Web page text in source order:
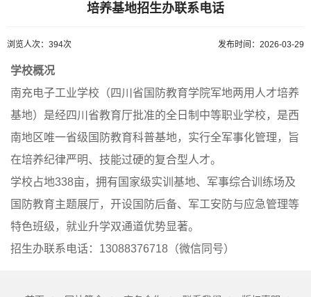
培养基地招生办联系电话
浏览人次：394次 发布时间：2026-03-29
学校概况
南充电子工业学校（四川省国防教育学院军地两用人才培养
基地）是经四川省教育厅批准的全日制中等职业学校，是西
南地区唯一省级国防教育科普基地，实行全军事化管理，旨
在培养纪律严明、技能过硬的复合型人才。
学校占地338亩，拥有国家级实训基地、军事综合训练场及
国防教育主题展厅，开设国防后备、军工安防与应急管理等
特色班级，就业升学双通道优势显著。
招生办联系电话：13088376718（微信同号）